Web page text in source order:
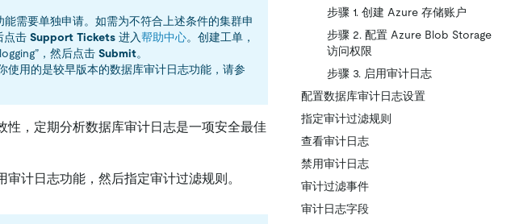
需要单独申请。如需为不符合上述条件的集群申
点击 Support Tickets 进入帮助中心。创建工单，
，然后点击 Submit。
用的是较早版本的数据库审计日志功能，请参
，定期分析数据库审计日志是一项安全最佳
计日志功能，然后指定审计过滤规则。
步骤 1. 创建 Azure 存储账户
步骤 2. 配置 Azure Blob Storage
访问权限
步骤 3. 启用审计日志
配置数据库审计日志设置
指定审计过滤规则
查看审计日志
禁用审计日志
审计过滤事件
审计日志字段